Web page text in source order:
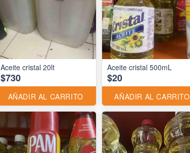
Aceite cristal 20lt
$730
AÑADIR AL CARRITO
Aceite cristal 500mL
$20
AÑADIR AL CARRITO